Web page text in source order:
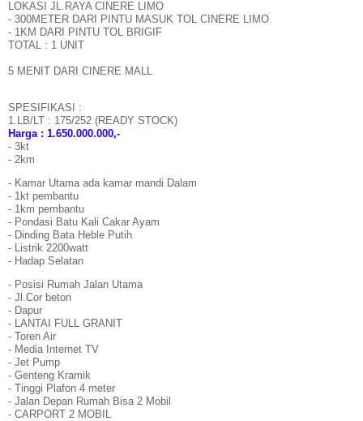
LOKASI JL.RAYA CINERE LIMO
- 300METER DARI PINTU MASUK TOL CINERE LIMO
- 1KM DARI PINTU TOL BRIGIF
TOTAL : 1 UNIT
5 MENIT DARI CINERE MALL
SPESIFIKASI :
1.LB/LT : 175/252 (READY STOCK)
Harga : 1.650.000.000,-
- 3kt
- 2km
- Kamar Utama ada kamar mandi Dalam
- 1kt pembantu
- 1km pembantu
- Pondasi Batu Kali Cakar Ayam
- Dinding Bata Heble Putih
- Listrik 2200watt
- Hadap Selatan
- Posisi Rumah Jalan Utama
- Jl.Cor beton
- Dapur
- LANTAI FULL GRANIT
- Toren Air
- Media Internet TV
- Jet Pump
- Genteng Kramik
- Tinggi Plafon 4 meter
- Jalan Depan Rumah Bisa 2 Mobil
- CARPORT 2 MOBIL